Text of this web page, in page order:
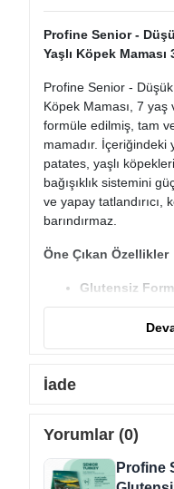
Profine Senior -
Yaşlı Köpek Maması
Profine Senior - Düşük
Köpek Maması, 7
formüle edilmiş, tam
mamadır. İçeriğindeki
patates, yaşlı
bağışıklık sistemini
ve yapay
barındırmaz.
Öne Çıkan Özellikler
Glutensiz
sindirim
Patates ve
kaynakları
İade
Yorumlar (0)
Profine